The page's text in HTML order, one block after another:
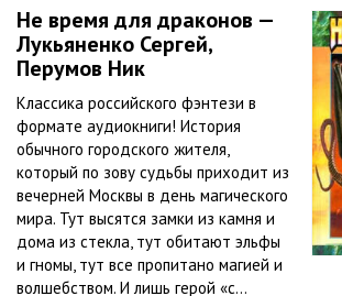
Не время для драконов —
Лукьяненко Сергей,
Перумов Ник
Классика российского фэнтези в
формате аудиокниги! История
обычного городского жителя,
который по зову судьбы приходит из
вечерней Москвы в день магического
мира. Тут высятся замки из камня и
дома из стекла, тут обитают эльфы
и гномы, тут все пропитано магией и
волшебством. И лишь герой «с...